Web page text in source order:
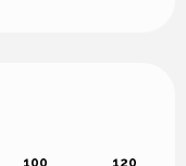
100 120